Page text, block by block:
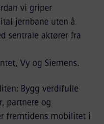
vi griper
jernbane uten å
sentrale aktører fra
Vy og Siemens.
Bygg verdifulle
partnere og
fremtidens mobilitet i